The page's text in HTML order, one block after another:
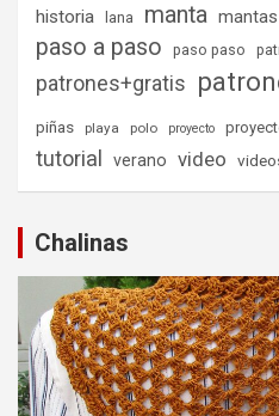
historia lana manta mantas
paso a paso paso paso
patrones+gratis
piñas playa polo proyecto
tutorial verano video
Chalinas